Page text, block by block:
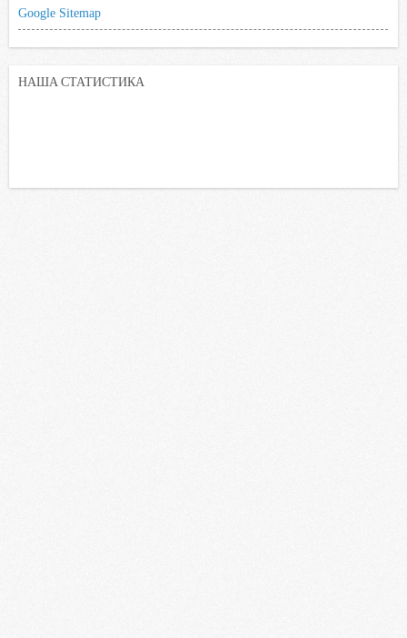
Google Sitemap
НАША СТАТИСТИКА